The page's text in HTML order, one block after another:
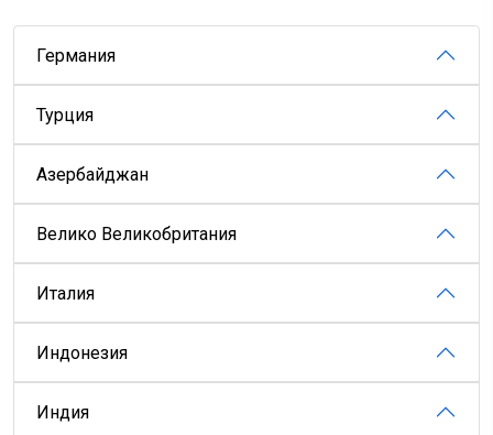
Германия
Турция
Азербайджан
Велико Великобритания
Италия
Индонезия
Индия